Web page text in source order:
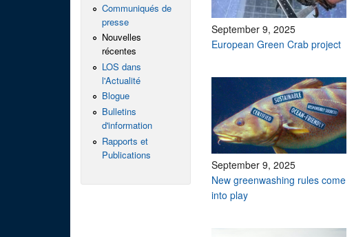
September 9, 2025
European Green Crab project
September 9, 2025
New greenwashing rules come
into play
Communiqués de
presse
Nouvelles
récentes
LOS dans
l'Actualité
Blogue
Bulletins
d'information
Rapports et
Publications